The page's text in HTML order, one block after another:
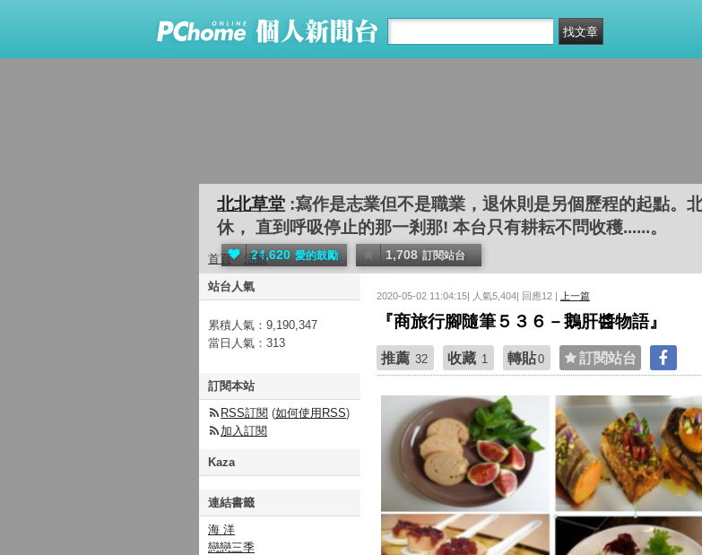
北北草堂 :寫作是志業但不是職業，退休則是另個歷程的起點。
休， 直到呼吸停止的那一剎那! 本台只有耕耘不問收穫......。
24,620 愛的鼓勵 1,708 訂閱站台
首頁 活動
2020-05-02 11:04:15| 人氣5,404| 回應12 | 上一篇
『商旅行腳隨筆５３６－鵝肝醬物語』
推薦 32 收藏 1 轉貼0 訂閱站台
站台人氣
累積人氣： 9,190,347
當日人氣： 313
訂閱本站
RSS訂閱 (如何使用RSS)
加入訂閱
Kaza
連結書籤
海 洋
戀戀三季